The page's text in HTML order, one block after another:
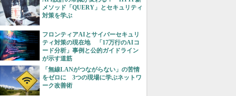
メソッド「QUERY」とセキュリティ
対策を学ぶ
フロンティアAIとサイバーセキュリ
ティ対策の現在地 「17万行のAIコ
ード分析」事例と公的ガイドライン
が示す道筋
「無線LANがつながらない」の苦情
をゼロに 3つの現場に学ぶネットワ
ーク改善術